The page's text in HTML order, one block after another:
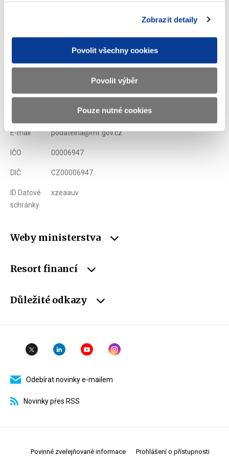
Zobrazit detaily
Povolit všechny cookies
Povolit výběr
Pouze nutné cookies
Doporučeno 398 ×
Ministerstvo financí ČR
Adresa Letenská 15, 118 10 Praha
+420 257 041 111
E-mail podatelna@mf.gov.cz
IČO 00006947
DIČ CZ00006947
ID Datové
schránky
xzeaauv
Weby ministerstva
Resort financí
Důležité odkazy
Odebírat novinky e-mailem
Novinky přes RSS
Povinné zveřejňované informace Prohlášení o přístupnosti